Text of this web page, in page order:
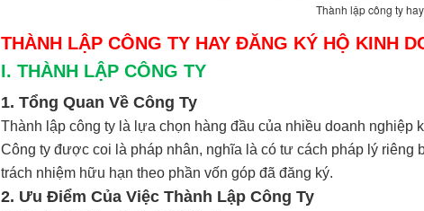
Thành lập công ty
THÀNH LẬP CÔNG TY HAY ĐĂNG KÝ HỘ KINH
I. THÀNH LẬP CÔNG TY
1. Tổng Quan Về Công Ty
Thành lập công ty là lựa chọn hàng đầu của nhiều doanh
Công ty được coi là pháp nhân, nghĩa là có tư cách pháp lý
trách nhiệm hữu hạn theo phần vốn góp đã đăng ký.
2. Ưu Điểm Của Việc Thành Lập Công Ty